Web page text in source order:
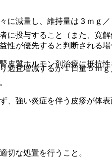
投与すること（また、寛
が優先すると判断される場
質ホルモン剤治療に抵抗性
強い炎症を伴う皮疹が体
切な処置を行うこと。
減量し、維持量は３ｍｇ
宜増減するが１日量５ｍｇ